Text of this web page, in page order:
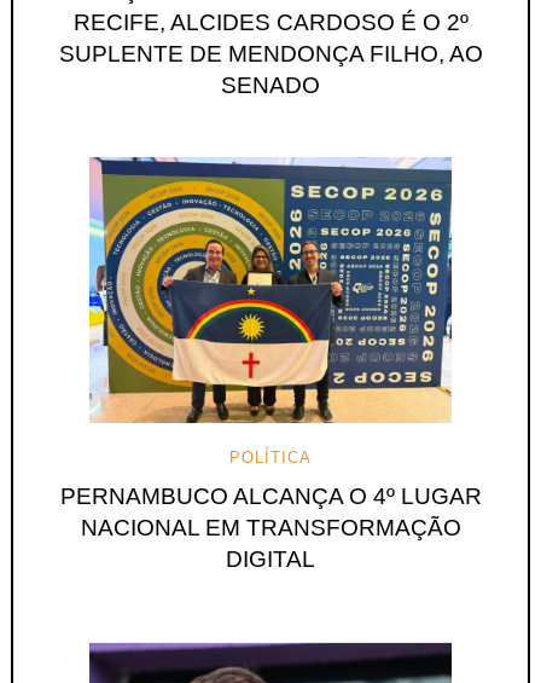
RECIFE, ALCIDES CARDOSO É O 2º
SUPLENTE DE MENDONÇA FILHO, AO
SENADO
POLÍTICA
PERNAMBUCO ALCANÇA O 4º LUGAR
NACIONAL EM TRANSFORMAÇÃO
DIGITAL